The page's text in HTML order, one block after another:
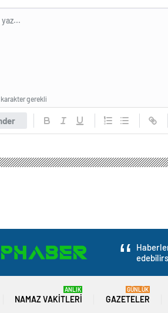
karakter gerekli
AK Parti İstanbul
Parti İstanbul
İSTOÇ’u